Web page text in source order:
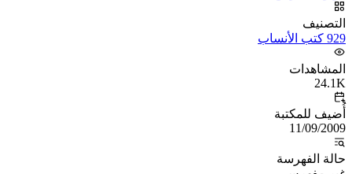
التصنيف
929 كتب الأنساب
المشاهدات
24.1K
أُضيف للمكتبة
11/09/2009
حالة الفهرسة